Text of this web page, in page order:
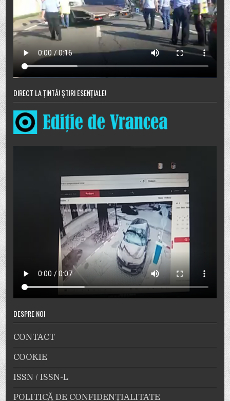
DIRECT LA ȚINTĂ! ȘTIRI ESENȚIALE!
DESPRE NOI
CONTACT
COOKIE
ISSN / ISSN-L
POLITICĂ DE CONFIDENȚIALITATE